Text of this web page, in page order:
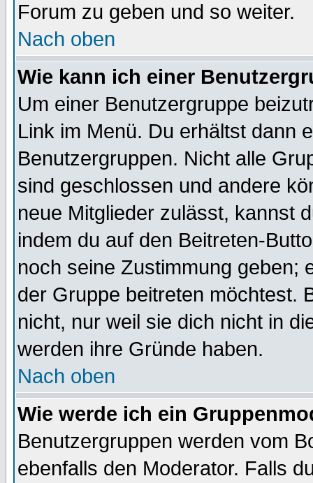
Forum zu geben und so weiter.
Nach oben
Wie kann ich einer
Um einer Benutzergruppe
Link im Menü. Du erhältst dann
Benutzergruppen. Nicht alle
sind geschlossen und andere
neue Mitglieder zulässt, kannst
indem du auf den Beitreten-
noch seine Zustimmung geben;
der Gruppe beitreten möchtest.
nicht, nur weil sie dich nicht in
werden ihre Gründe haben.
Nach oben
Wie werde ich ein
Benutzergruppen werden vom
ebenfalls den Moderator. Falls